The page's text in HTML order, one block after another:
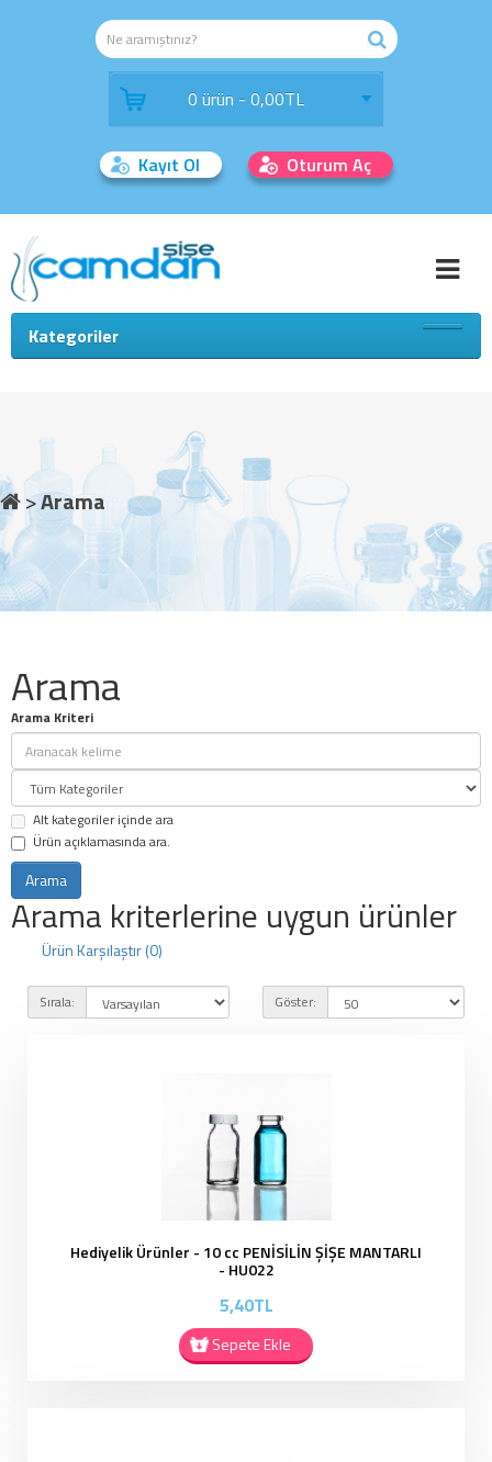
0 ürün - 0,00TL
Kayıt Ol Oturum Aç
Kategoriler
Arama
Arama
Arama Kriteri
Alt kategoriler içinde ara
Ürün açıklamasında ara.
Arama kriterlerine uygun ürünler
Ürün Karşılaştır (0)
Sırala: Göster:
Hediyelik Ürünler - 10 cc PENİSİLİN ŞİŞE MANTARLI
- HU022
5,40TL
Sepete Ekle